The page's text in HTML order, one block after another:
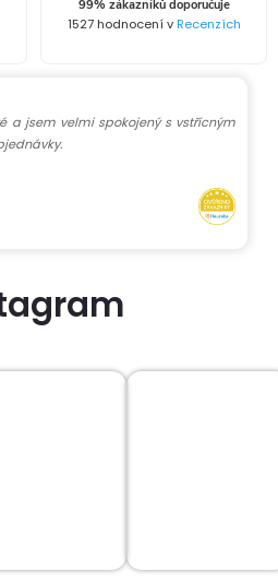
99% zákazníků doporučuje
1527 hodnocení vRecenzích
a jsem velmi spokojený s vstřícným